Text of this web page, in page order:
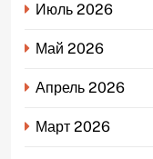
Июль 2026
Май 2026
Апрель 2026
Март 2026